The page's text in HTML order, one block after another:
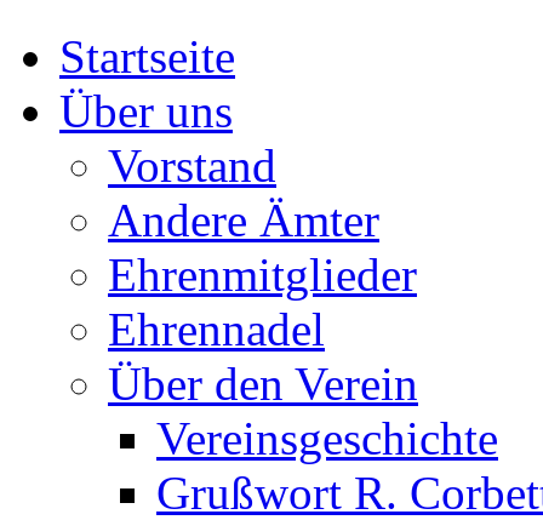
Startseite
Über uns
Vorstand
Andere Ämter
Ehrenmitglieder
Ehrennadel
Über den Verein
Vereinsgeschichte
Grußwort R.